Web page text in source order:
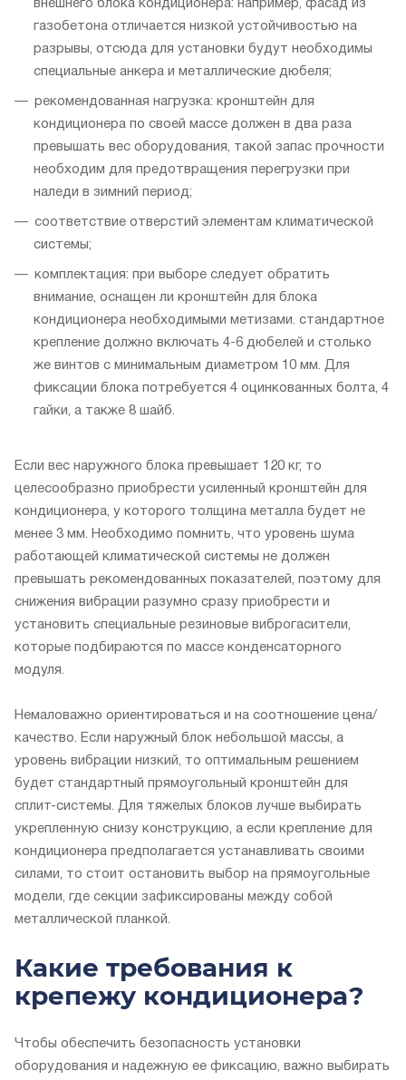
внешнего блока кондиционера: например, фасад из
газобетона отличается низкой устойчивостью на
разрывы, отсюда для установки будут необходимы
специальные анкера и металлические дюбеля;
рекомендованная нагрузка: кронштейн для
кондиционера по своей массе должен в два раза
превышать вес оборудования, такой запас прочности
необходим для предотвращения перегрузки при
наледи в зимний период;
соответствие отверстий элементам климатической
системы;
комплектация: при выборе следует обратить
внимание, оснащен ли кронштейн для блока
кондиционера необходимыми метизами. стандартное
крепление должно включать 4-6 дюбелей и столько
же винтов с минимальным диаметром 10 мм. Для
фиксации блока потребуется 4 оцинкованных болта, 4
гайки, а также 8 шайб.
Если вес наружного блока превышает 120 кг, то
целесообразно приобрести усиленный кронштейн для
кондиционера, у которого толщина металла будет не
менее 3 мм. Необходимо помнить, что уровень шума
работающей климатической системы не должен
превышать рекомендованных показателей, поэтому для
снижения вибрации разумно сразу приобрести и
установить специальные резиновые виброгасители,
которые подбираются по массе конденсаторного
модуля.
Немаловажно ориентироваться и на соотношение цена/
качество. Если наружный блок небольшой массы, а
уровень вибрации низкий, то оптимальным решением
будет стандартный прямоугольный кронштейн для
сплит-системы. Для тяжелых блоков лучше выбирать
укрепленную снизу конструкцию, а если крепление для
кондиционера предполагается устанавливать своими
силами, то стоит остановить выбор на прямоугольные
модели, где секции зафиксированы между собой
металлической планкой.
Какие требования к
крепежу кондиционера?
Чтобы обеспечить безопасность установки
оборудования и надежную ее фиксацию, важно выбирать